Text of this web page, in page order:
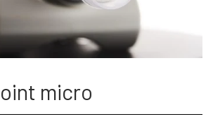
micro